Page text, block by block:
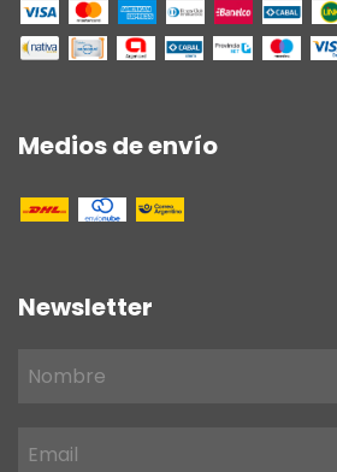
Medios de envío
Newsletter